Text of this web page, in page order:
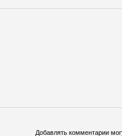
Добавлять комментарии